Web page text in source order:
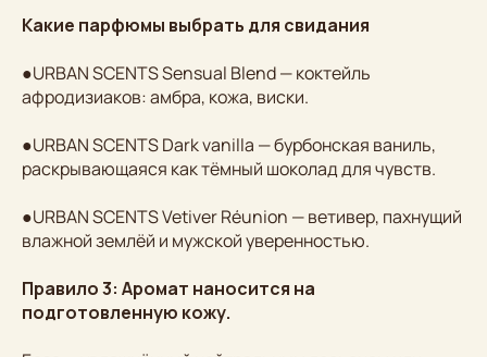
Какие парфюмы выбрать для свидания
●URBAN SCENTS Sensual Blend — коктейль
афродизиаков: амбра, кожа, виски.
●URBAN SCENTS Dark vanilla — бурбонская ваниль,
раскрывающаяся как тёмный шоколад для чувств.
●URBAN SCENTS Vetiver Réunion — ветивер, пахнущий
влажной землёй и мужской уверенностью.
Правило 3: Аромат наносится на
подготовленную кожу.